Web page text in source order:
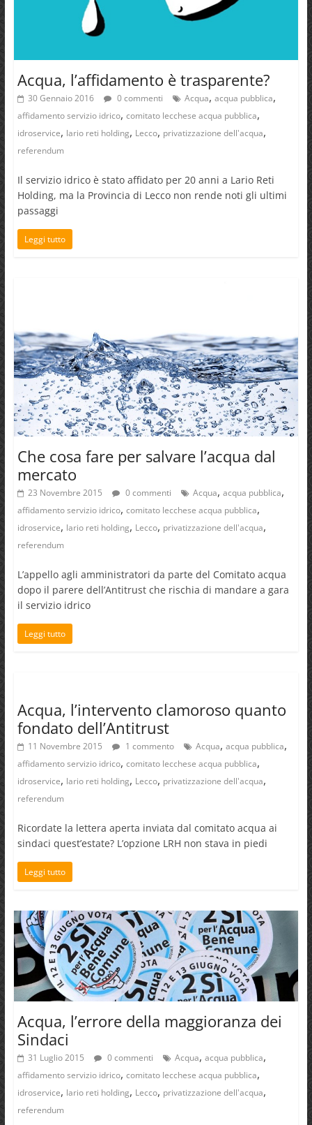
Acqua, l’affidamento è trasparente?
30 Gennaio 2016 0 commenti Acqua, acqua pubblica,
affidamento servizio idrico, comitato lecchese acqua pubblica,
idroservice, lario reti holding, Lecco, privatizzazione dell'acqua,
referendum
Il servizio idrico è stato affidato per 20 anni a Lario Reti
Holding, ma la Provincia di Lecco non rende noti gli ultimi
passaggi
Leggi tutto
Che cosa fare per salvare l’acqua dal
mercato
23 Novembre 2015 0 commenti Acqua, acqua pubblica,
affidamento servizio idrico, comitato lecchese acqua pubblica,
idroservice, lario reti holding, Lecco, privatizzazione dell'acqua,
referendum
L’appello agli amministratori da parte del Comitato acqua
dopo il parere dell’Antitrust che rischia di mandare a gara
il servizio idrico
Leggi tutto
Acqua, l’intervento clamoroso quanto
fondato dell’Antitrust
11 Novembre 2015 1 commento Acqua, acqua pubblica,
affidamento servizio idrico, comitato lecchese acqua pubblica,
idroservice, lario reti holding, Lecco, privatizzazione dell'acqua,
referendum
Ricordate la lettera aperta inviata dal comitato acqua ai
sindaci quest’estate? L’opzione LRH non stava in piedi
Leggi tutto
Acqua, l’errore della maggioranza dei
Sindaci
31 Luglio 2015 0 commenti Acqua, acqua pubblica,
affidamento servizio idrico, comitato lecchese acqua pubblica,
idroservice, lario reti holding, Lecco, privatizzazione dell'acqua,
referendum